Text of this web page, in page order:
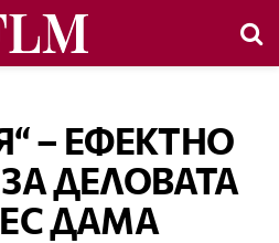
– ЕФЕКТНО
ДЕЛОВАТА
ДАМА